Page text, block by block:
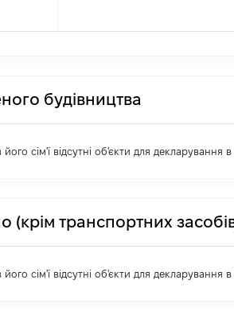
будівництва
сім'ї відсутні об'єкти для декларування в
(крім транспортних
сім'ї відсутні об'єкти для декларування в